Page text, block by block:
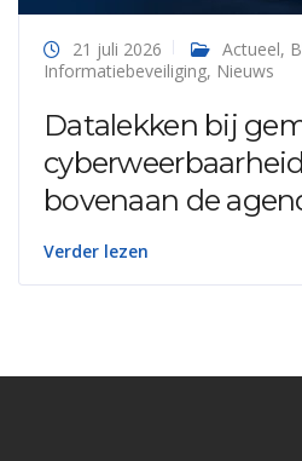
21 juli 2026 Actueel,
Informatiebeveiliging, Nieuws
Datalekken bij
bovenaan de
Verder lezen